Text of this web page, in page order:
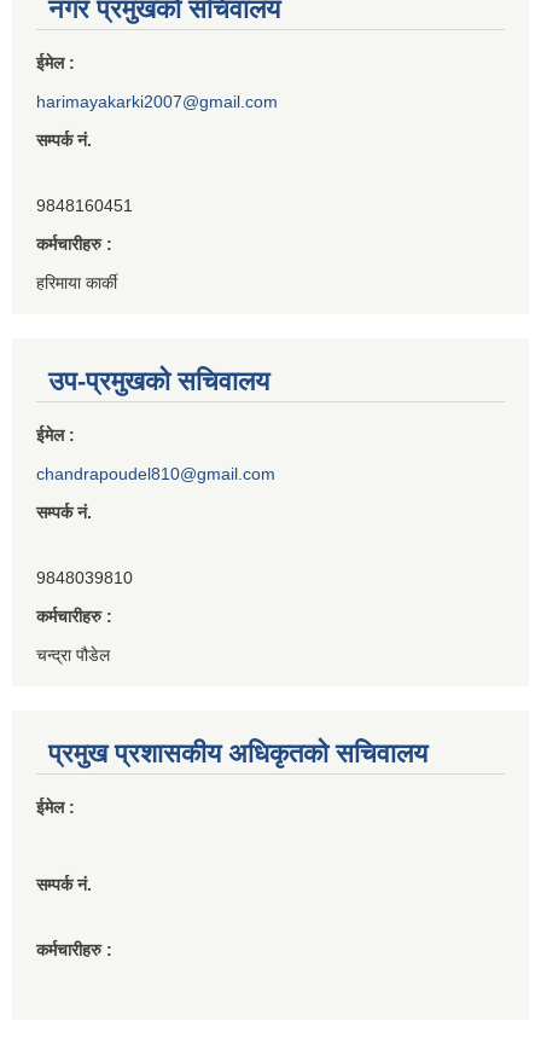
नगर प्रमुखको सचिवालय
ईमेल :
harimayakarki2007@gmail.com
सम्पर्क नं.
9848160451
कर्मचारीहरु :
हरिमाया कार्की
उप-प्रमुखको सचिवालय
ईमेल :
chandrapoudel810@gmail.com
सम्पर्क नं.
9848039810
कर्मचारीहरु :
चन्द्रा पौडेल
प्रमुख प्रशासकीय अधिकृतको सचिवालय
ईमेल :
सम्पर्क नं.
कर्मचारीहरु :